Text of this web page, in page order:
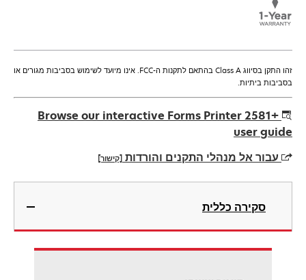
זהו התקן בסיווג Class A בהתאם לתקנות ה-FCC. אינו מיועד לשימוש בסביבות מגורים או
בסביבות ביתיות.
Browse our interactive Forms Printer 2581+
user guide
עבור אל מנהלי התקנים והורדות [קישור]
opens
new
סקירה כללית